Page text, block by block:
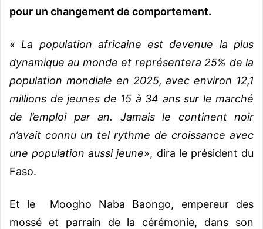
pour un changement de comportement.
« La population africaine est devenue la plus
dynamique au monde et représentera 25% de la
population mondiale en 2025, avec environ 12,1
millions de jeunes de 15 à 34 ans sur le marché
de l’emploi par an.
Jamais le continent noir
n’avait connu un tel rythme de croissance avec
une population aussi jeune», dira le président du
Faso.
Et le Moogho Naba Baongo, empereur des
mossé et parrain de la cérémonie, dans son